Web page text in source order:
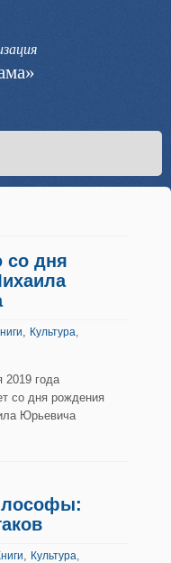
со дня
, Культура,
2019 года
со дня рождения
Юрьевича
, Культура,